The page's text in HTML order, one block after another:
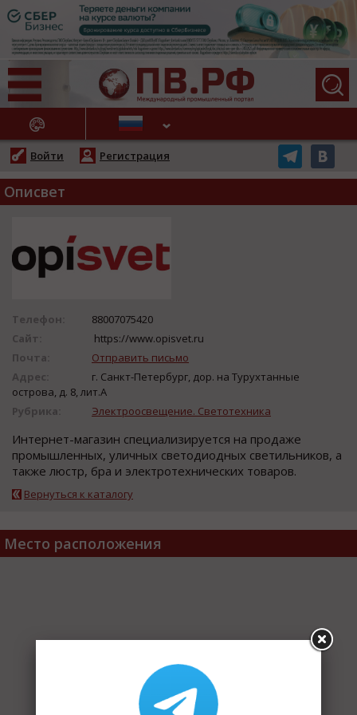
НОВОСТИ
Войти Регистрация
Описвет
Телефон:
88007075420
Сайт:
https://www.opisvet.ru
Почта:
Отправить письмо
Адрес:
г. Санкт-Петербург, дор. на Турухтанные
острова, д. 8, лит.А
Рубрика:
Электроосвещение. Светотехника
Интернет-магазин специализируется на продаже
промышленных, уличных светодиодных светильников, а
также люстр, бра и электротехнических товаров.
Вернуться к каталогу
Место расположения